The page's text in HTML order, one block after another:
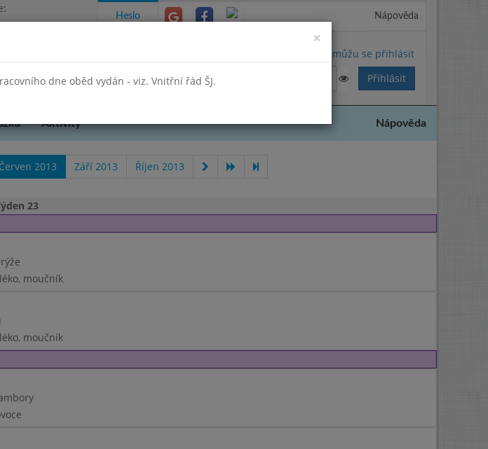
Heslo Nápověda
Nemůžu se přihlásit
Aktivity Nápověda
Červen 2013 Září 2013 Říjen 2013
23
moučník
moučník
×
dne oběd vydán - viz. Vnitřní řád ŠJ.